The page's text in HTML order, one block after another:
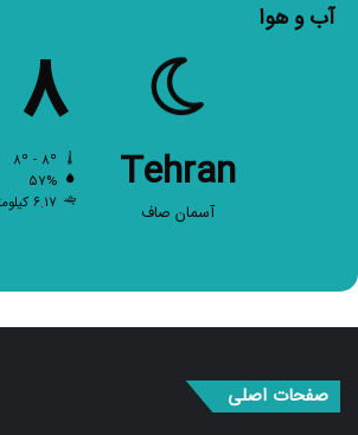
آب و هوا
Tehran
آسمان صاف
۸
۵۷%
۶.۱۷ کیلومتر/ساعت
صفحات اصلی